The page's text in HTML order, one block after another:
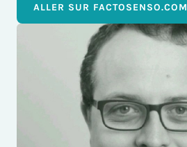
ALLER SUR FACTOSENSO.COM